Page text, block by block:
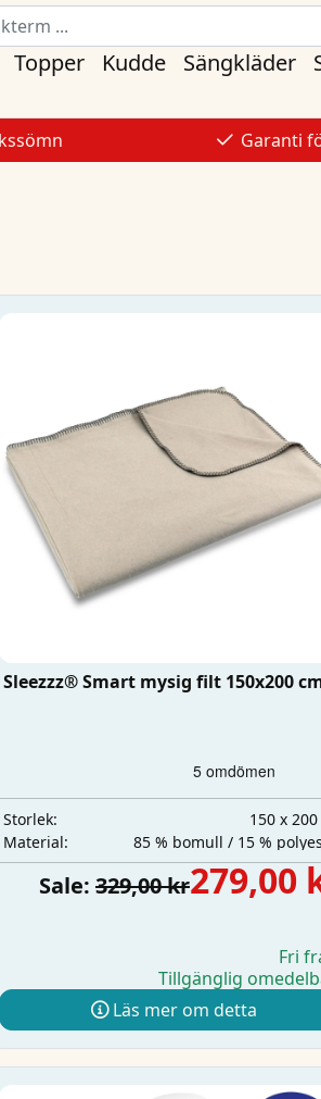
Topper Kudde Sängkläder
Garanti
Sleezzz® Smart mysig filt 150x200
Storlek:
150 x
Material:
85 % bomull / 15 %
Sale: 329,00 kr279,00
Fri
Tillgänglig
Läs mer om detta